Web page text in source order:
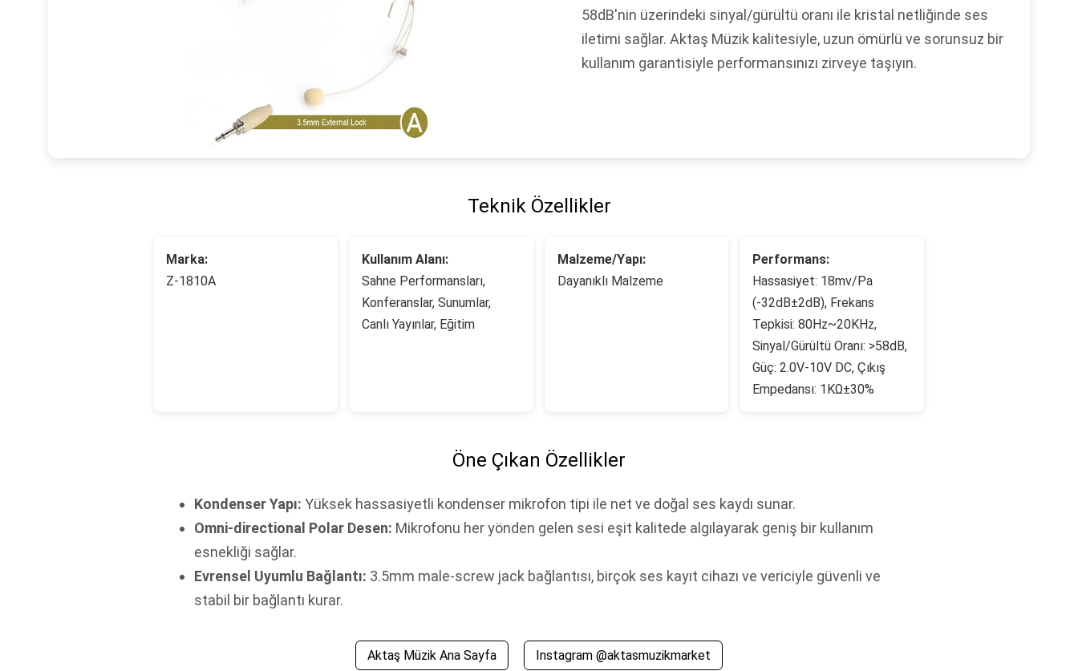
58dB'nin üzerindeki sinyal/gürültü oranı ile kristal netliğinde ses
iletimi sağlar. Aktaş Müzik kalitesiyle, uzun ömürlü ve sorunsuz bir
kullanım garantisiyle performansınızı zirveye taşıyın.
Teknik Özellikler
Marka:
Z-1810A
Kullanım Alanı:
Sahne Performansları,
Konferanslar, Sunumlar,
Canlı Yayınlar, Eğitim
Malzeme/Yapı:
Dayanıklı Malzeme
Performans:
Hassasiyet: 18mv/Pa
(-32dB±2dB), Frekans
Tepkisi: 80Hz~20KHz,
Sinyal/Gürültü Oranı: >58dB,
Güç: 2.0V-10V DC, Çıkış
Empedansı: 1KΩ±30%
Öne Çıkan Özellikler
Kondenser Yapı: Yüksek hassasiyetli kondenser mikrofon tipi ile net ve doğal ses kaydı sunar.
Omni-directional Polar Desen: Mikrofonu her yönden gelen sesi eşit kalitede algılayarak geniş bir kullanım
esnekliği sağlar.
Evrensel Uyumlu Bağlantı: 3.5mm male-screw jack bağlantısı, birçok ses kayıt cihazı ve vericiyle güvenli ve
stabil bir bağlantı kurar.
Aktaş Müzik Ana Sayfa Instagram @aktasmuzikmarket